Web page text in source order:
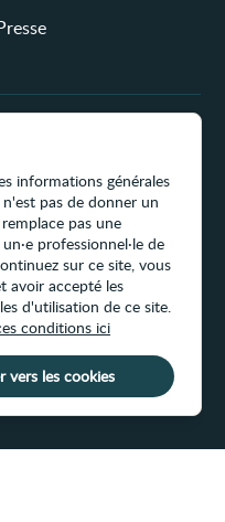
informations générales
pas de donner un
pas une
professionnel·le de
sur ce site, vous
avoir accepté les
d'utilisation de ce site.
conditions ici
vers les cookies